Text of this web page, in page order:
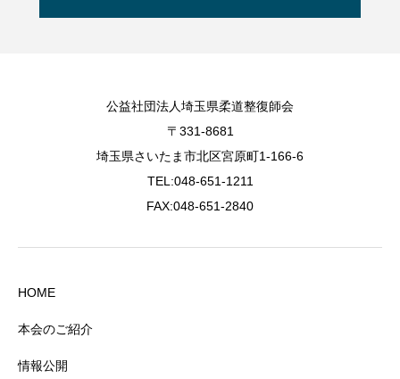
公益社団法人埼玉県柔道整復師会
〒331-8681
埼玉県さいたま市北区宮原町1-166-6
TEL:048-651-1211
FAX:048-651-2840
HOME
本会のご紹介
情報公開